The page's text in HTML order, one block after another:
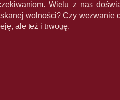
Wielu z nas
wolności? Czy wezwanie
ale też i trwogę.